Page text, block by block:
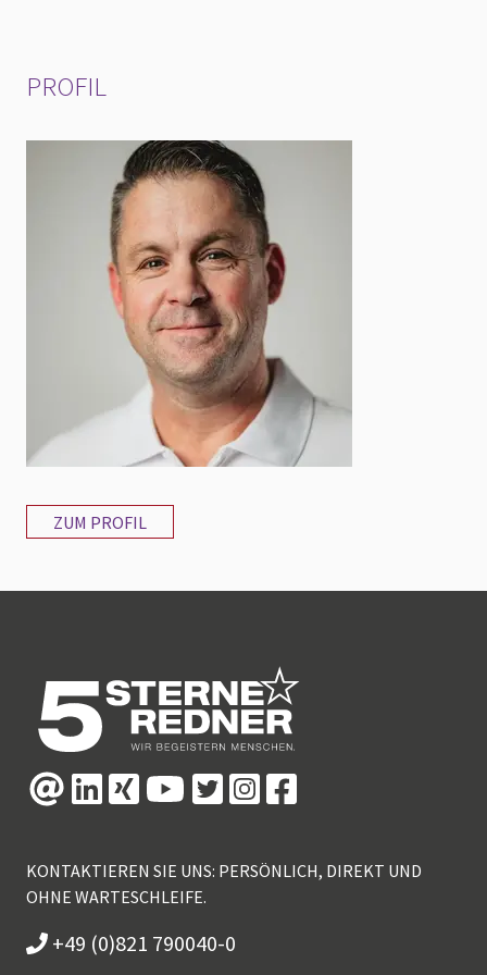
PROFIL
ZUM PROFIL
KONTAKTIEREN SIE UNS: PERSÖNLICH, DIREKT UND
OHNE WARTESCHLEIFE.
+49 (0)821 790040-0